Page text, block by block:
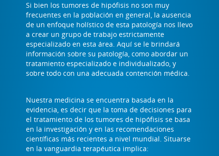
Si bien los tumores de hipófisis no son muy
frecuentes en la población en general, la ausencia
de un enfoque holístico de esta patología nos llevo
a crear un grupo de trabajo estrictamente
especializado en esta área. Aquí se le brindará
información sobre su patología, como abordar un
tratamiento especializado e individualizado, y
sobre todo con una adecuada contención médica.
Nuestra medicina se encuentra basada en la
evidencia, es decir que la toma de decisiones para
el tratamiento de los tumores de hipófisis se basa
en la investigación y en las recomendaciones
científicas más recientes a nivel mundial. Situarse
en la vanguardia terapéutica implica: